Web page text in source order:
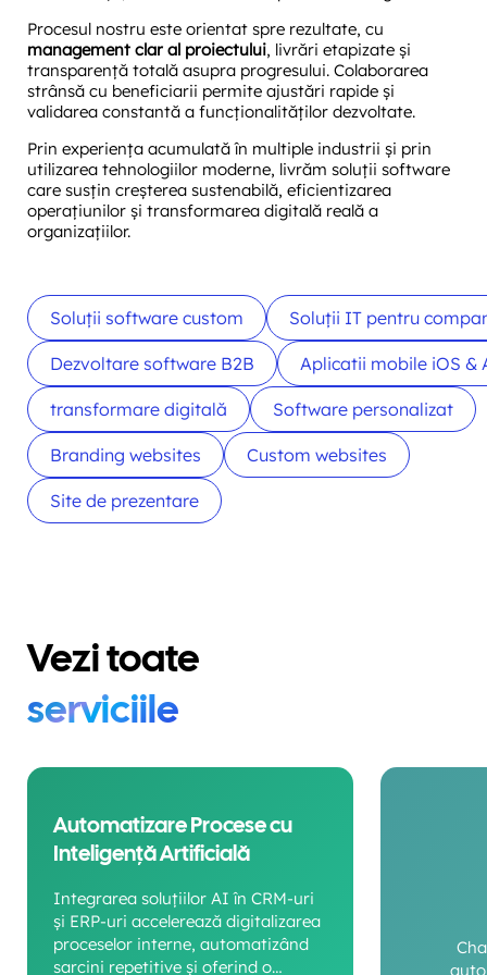
Procesul nostru este orientat spre rezultate, cu
management clar al proiectului, livrări etapizate și
transparență totală asupra progresului. Colaborarea
strânsă cu beneficiarii permite ajustări rapide și
validarea constantă a funcționalităților dezvoltate.
Prin experiența acumulată în multiple industrii și prin
utilizarea tehnologiilor moderne, livrăm soluții software
care susțin creșterea sustenabilă, eficientizarea
operațiunilor și transformarea digitală reală a
organizațiilor.
Soluții software custom Soluții IT pentru
Dezvoltare software B2B Aplicatii mobile iOS &
transformare digitală Software personalizat
Branding websites Custom websites
Site de prezentare
Vezi toate
serviciile
Automatizare Procese cu
Inteligență Artificială
Integrarea soluțiilor AI în CRM-uri
și ERP-uri accelerează digitalizarea
proceselor interne, automatizând
sarcini repetitive și oferind o